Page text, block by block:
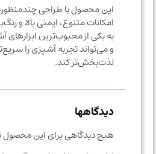
این محصول با طراحی چندمنظوره،
امکانات متنوع، ایمنی بالا و
به یکی از محبوب‌ترین ابزارهای
و می‌تواند تجربه آشپزی را سریع‌تر،
لذت‌بخش‌تر کند.
دیدگاهها
هیچ دیدگاهی برای این محصول